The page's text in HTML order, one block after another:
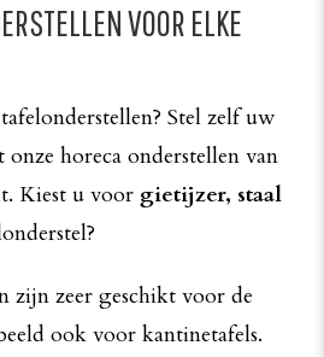
VOOR ELKE
Stel zelf uw
onze horeca onderstellen van
Kiest u voor gietijzer, staal
zijn zeer geschikt voor de
ook voor kantinetafels.